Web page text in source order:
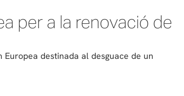
per a la renovació de
destinada al desguace de un